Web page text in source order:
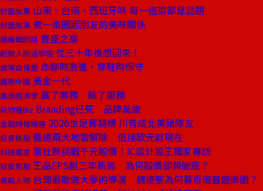
封面故事 山東、台南、西班牙味 每一道菜都是話題
封面故事 煮一桌圈起朋友的美味關係
總編輯的話 豐盛之島
創辦人的活學院 從三十年後想回來！
商場自慢塾 赤腳時激進，穿鞋時保守
趨勢中國 黃金一代
風尚經濟學 贏了業務 輸了服務
新物種Biz Branding已死 品牌萬歲
金融時報精選 2026世足賽競標 川普成北美豬隊友
投資焦點 義德兩大地雷解除 低接歐元趁現在
科技風雲 靠社群挑戰千元股價！IC設計股王獨家專訪
投資焦點 王品EPS創三年新高 為何股價卻頻破底？
焦點人物 台灣最敢做大夢的導演 魏德聖為何募百億蓋遊樂園？